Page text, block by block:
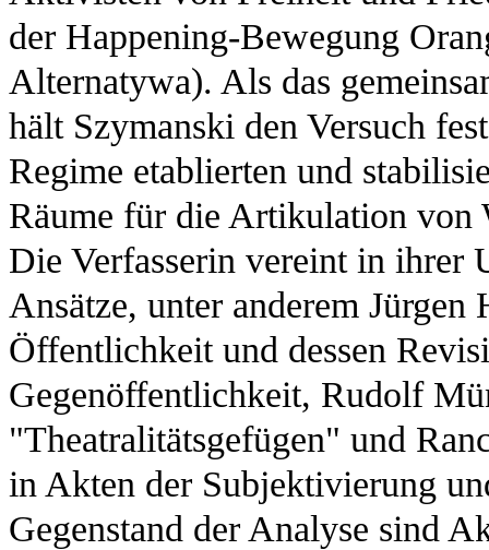
der Happening-Bewegung
Alternatywa). Als das
hält Szymanski den Versuch
Regime etablierten und
Räume für die Artikulation von
Die Verfasserin vereint in ihrer
Ansätze, unter anderem
Öffentlichkeit und dessen
Gegenöffentlichkeit, Rudolf
"Theatralitätsgefügen" und
in Akten der Subjektivierung
Gegenstand der Analyse sind